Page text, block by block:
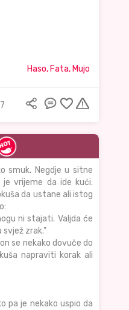
Haso, Fata, Mujo
smuk. Negdje u sitne
vrijeme da ide kući.
da ustane ali istog
ni stajati. Valjda će
svjež zrak."
se nekako dovuče do
napraviti korak ali
pa je nekako uspio da